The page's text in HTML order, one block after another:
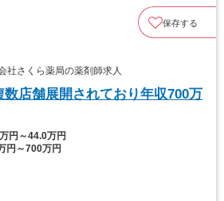
保存する
さくら薬局の薬剤師求人
数店舗展開されており年収700万
円～44.0万円
円～700万円